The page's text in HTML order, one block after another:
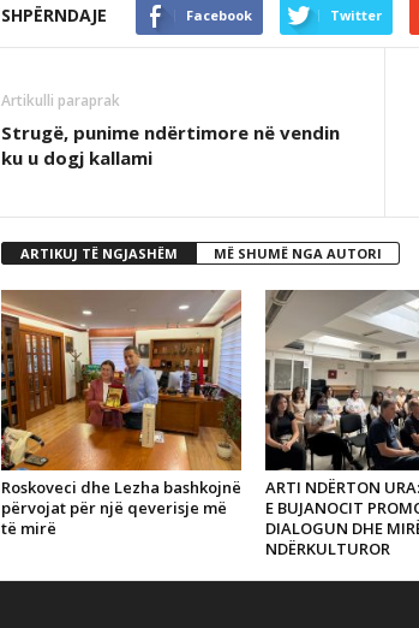
SHPËRNDAJE Facebook Twitter
Artikulli paraprak
Strugë, punime ndërtimore në vendin
ku u dogj kallami
ARTIKUJ TË NGJASHËM MË SHUMË NGA AUTORI
Roskoveci dhe Lezha bashkojnë
përvojat për një qeverisje më
të mirë
ARTI NDËRTON
E BUJANOCIT
DIALOGUN DHE
NDËRKULTUROR